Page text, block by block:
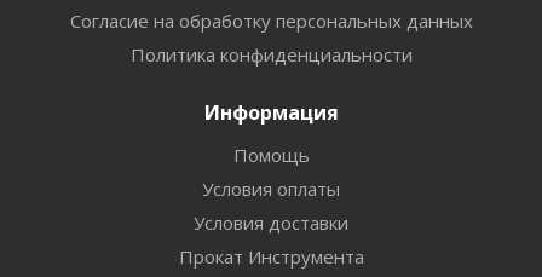
Согласие на обработку персональных данных
Политика конфиденциальности
Информация
Помощь
Условия оплаты
Условия доставки
Прокат Инструмента